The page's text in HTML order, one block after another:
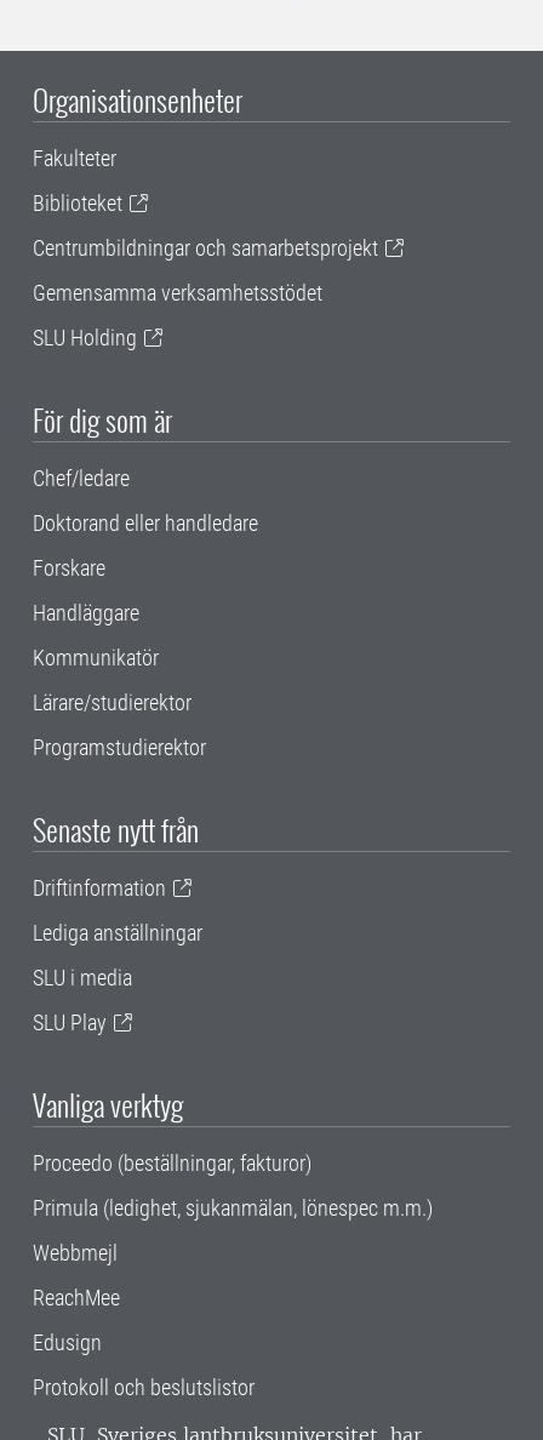
Organisationsenheter
Fakulteter
Biblioteket
Centrumbildningar och samarbetsprojekt
Gemensamma verksamhetsstödet
SLU Holding
För dig som är
Chef/ledare
Doktorand eller handledare
Forskare
Handläggare
Kommunikatör
Lärare/studierektor
Programstudierektor
Senaste nytt från
Driftinformation
Lediga anställningar
SLU i media
SLU Play
Vanliga verktyg
Proceedo (beställningar, fakturor)
Primula (ledighet, sjukanmälan, lönespec m.m.)
Webbmejl
ReachMee
Edusign
Protokoll och beslutslistor
SLU, Sveriges lantbruksuniversitet, har